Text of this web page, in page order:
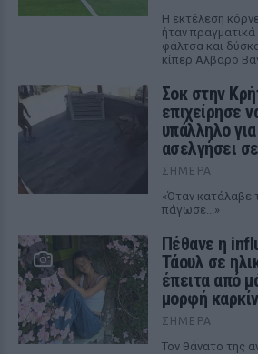
Η εκτέλεση
ήταν
φάλτσα και
κίπερ Αλβαρο
Σοκ στην
επιχείρησε
υπάλληλο
ασελγήσει
ΣΉΜΕΡΑ
«Όταν κατάλαβε
πάγωσε...»
Πέθανε η
Τάουλ σε
έπειτα από
μορφή
ΣΉΜΕΡΑ
Τον θάνατο της